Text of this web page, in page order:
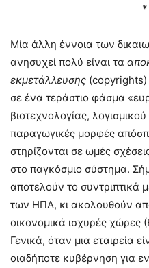
Μία άλλη έννοια των
ανησυχεί πολύ είναι τα
εκμετάλλευσης
σε ένα τεράστιο φάσμα
βιοτεχνολογίας,
παραγωγικές μορφές
στηρίζονται σε ωμές
στο παγκόσμιο σύστημα.
αποτελούν το συντριπτικά
των ΗΠΑ, κι ακολουθούν
οικονομικά ισχυρές χώρες
Γενικά, όταν μια εταιρεία
οιαδήποτε κυβέρνηση για